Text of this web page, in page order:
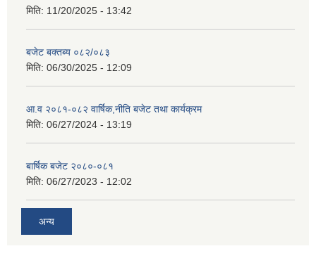
मिति: 11/20/2025 - 13:42
बजेट बक्तब्य ०८२/०८३
मिति: 06/30/2025 - 12:09
आ.व २०८१-०८२ वार्षिक,नीति बजेट तथा कार्यक्रम
मिति: 06/27/2024 - 13:19
बार्षिक बजेट २०८०-०८१
मिति: 06/27/2023 - 12:02
अन्य